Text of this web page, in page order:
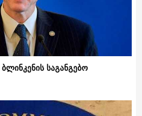
ბლინკენის საგანგებო